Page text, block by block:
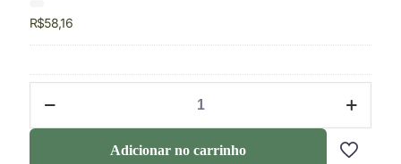
R$58,16
Adicionar no carrinho